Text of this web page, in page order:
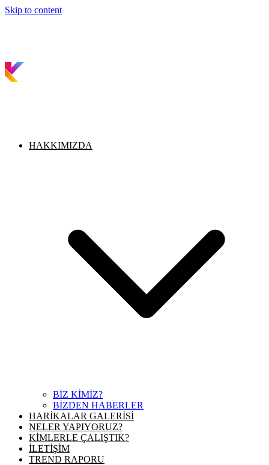
Skip to content
HAKKIMIZDA
BİZ KİMİZ?
BİZDEN HABERLER
HARİKALAR GALERİSİ
NELER YAPIYORUZ?
KİMLERLE ÇALIŞTIK?
İLETİŞİM
TREND RAPORU